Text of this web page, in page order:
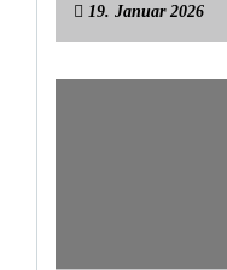
19. Januar 2026